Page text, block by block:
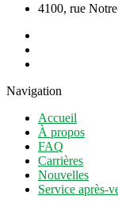
4100, rue
Navigation
Accueil
À propos
FAQ
Carrières
Nouvelles
Service après-